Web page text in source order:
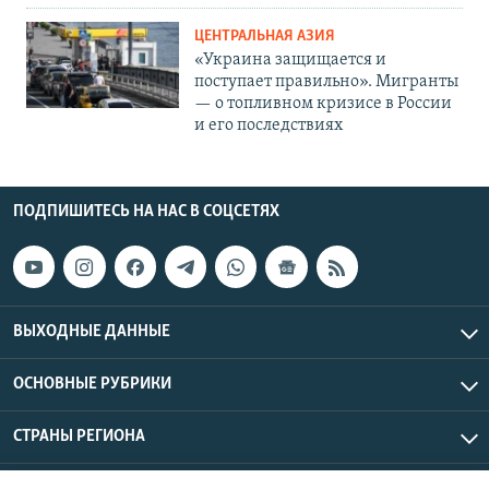
ЦЕНТРАЛЬНАЯ АЗИЯ
«Украина защищается и
поступает правильно». Мигранты
— о топливном кризисе в России
и его последствиях
ПОДПИШИТЕСЬ НА НАС В СОЦСЕТЯХ
ВЫХОДНЫЕ ДАННЫЕ
ОСНОВНЫЕ РУБРИКИ
СТРАНЫ РЕГИОНА